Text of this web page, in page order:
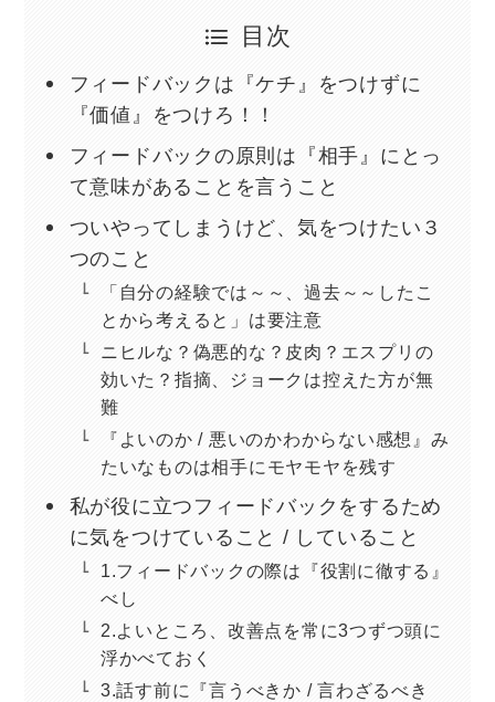
目次
フィードバックは『ケチ』をつけずに
『価値』をつけろ！！
フィードバックの原則は『相手』にとっ
て意味があることを言うこと
ついやってしまうけど、気をつけたい３
つのこと
「自分の経験では～～、過去～～したこ
とから考えると」は要注意
ニヒルな？偽悪的な？皮肉？エスプリの
効いた？指摘、ジョークは控えた方が無
難
『よいのか / 悪いのかわからない感想』み
たいなものは相手にモヤモヤを残す
私が役に立つフィードバックをするため
に気をつけていること / していること
1.フィードバックの際は『役割に徹する』
べし
2.よいところ、改善点を常に3つずつ頭に
浮かべておく
3.話す前に『言うべきか / 言わざるべき